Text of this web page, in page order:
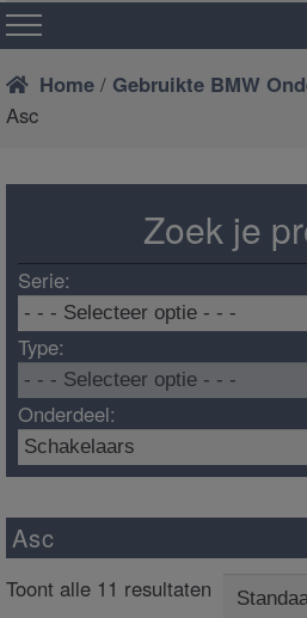
Home / Gebruikte BMW
Asc
Zoek je
Serie:
Type:
Onderdeel:
Asc
Toont alle 11 resultaten